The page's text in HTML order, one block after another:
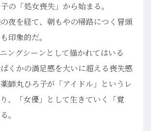
の「処女喪失」から始まる。
夜を経て、朝もやの帰路につく冒頭
印象的だ。
ングシーンとして描かれてはいる
くかの満足感を大いに超える喪失感
師丸ひろ子が「アイドル」というレ
、「女優」として生きていく「覚
。